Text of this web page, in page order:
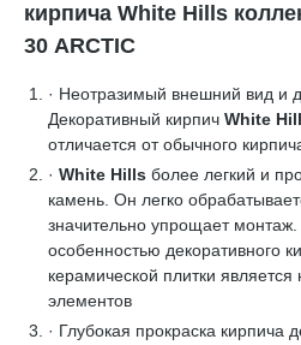
кирпича White Hills
30 ARCTIC
· Неотразимый внешний вид и
Декоративный кирпич White
отличается от обычного
· White Hills более легкий и
камень. Он легко
значительно упрощает
особенностью декоративного
керамической плитки является
элементов
· Глубокая прокраска кирпича